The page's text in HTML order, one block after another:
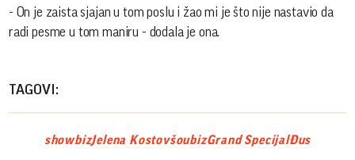
- On je zaista sjajan u tom poslu i žao mi je što nije nastavio da
radi pesme u tom maniru - dodala je ona.
TAGOVI:
showbizJelena KostovšoubizGrand SpecijalĐus